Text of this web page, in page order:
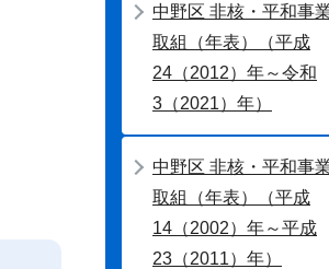
中野区 非核・平和事
取組（年表）（平成
24（2012）年～令和
3（2021）年）
中野区 非核・平和事
取組（年表）（平成
14（2002）年～平成
23（2011）年）